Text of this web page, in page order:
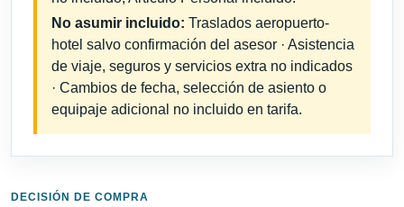
No asumir incluido: Traslados aeropuerto-
hotel salvo confirmación del asesor · Asistencia
de viaje, seguros y servicios extra no indicados
· Cambios de fecha, selección de asiento o
equipaje adicional no incluido en tarifa.
DECISIÓN DE COMPRA